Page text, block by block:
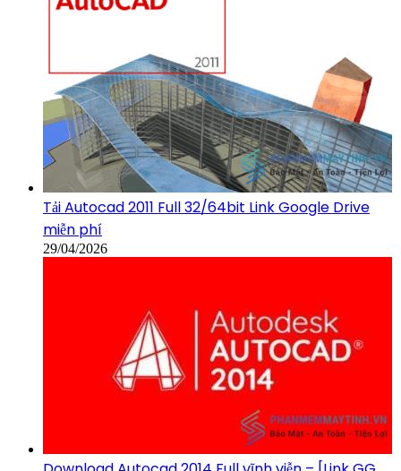
Tải Autocad 2011 Full 32/64bit Link Google Drive
miễn phí
29/04/2026